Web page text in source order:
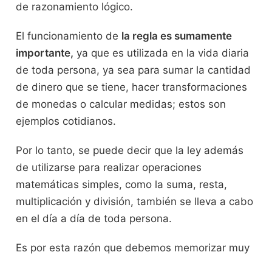
de razonamiento lógico.
El funcionamiento de la regla es sumamente
importante, ya que es utilizada en la vida diaria
de toda persona, ya sea para sumar la cantidad
de dinero que se tiene, hacer transformaciones
de monedas o calcular medidas; estos son
ejemplos cotidianos.
Por lo tanto, se puede decir que la ley además
de utilizarse para realizar operaciones
matemáticas simples, como la suma, resta,
multiplicación y división, también se lleva a cabo
en el día a día de toda persona.
Es por esta razón que debemos memorizar muy